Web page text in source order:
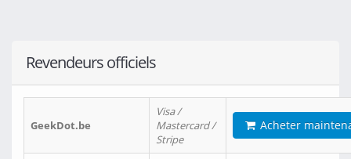
Revendeurs officiels
GeekDot.be
Visa /
Mastercard /
Stripe
Acheter